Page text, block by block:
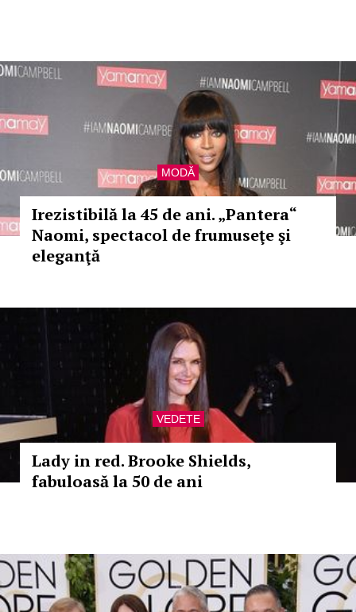
MODĂ
Irezistibilă la 45 de ani. „Pantera“
Naomi, spectacol de frumuseţe şi
eleganţă
VEDETE
Lady in red. Brooke Shields,
fabuloasă la 50 de ani